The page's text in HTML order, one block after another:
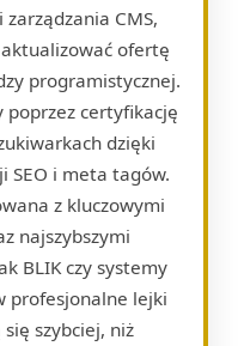
CMS,
aktualizować ofertę
programistycznej.
poprzez certyfikację
dzięki
SEO i meta tagów.
z kluczowymi
najszybszymi
BLIK czy systemy
profesjonalne lejki
szybciej, niż